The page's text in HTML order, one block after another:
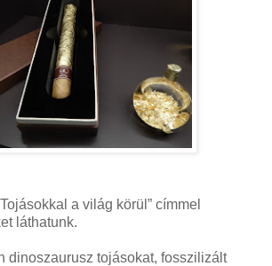
a világ körül” címmel
láthatunk.
dinoszaurusz tojásokat, fosszilizált